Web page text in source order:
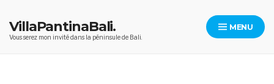
to
content
VillaPantinaBali.
Vous serez mon invité dans la péninsule de Bali.
MENU